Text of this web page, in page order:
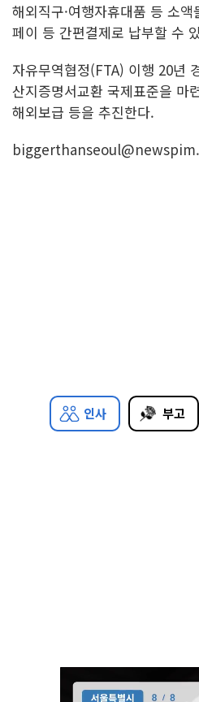
해외직구·여행자휴대품 등 소
페이 등 간편결제로 납부할 수
자유무역협정(FTA) 이행 20년
산지증명서교환 국제표준을 마
해외보급 등을 추진한다.
인사 부고